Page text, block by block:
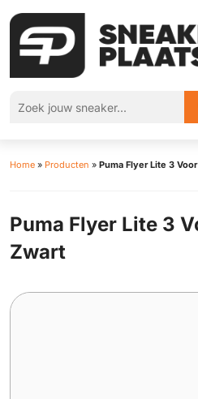
Home » Producten » Puma Flyer Lite 3
Puma Flyer Lite 3
Zwart